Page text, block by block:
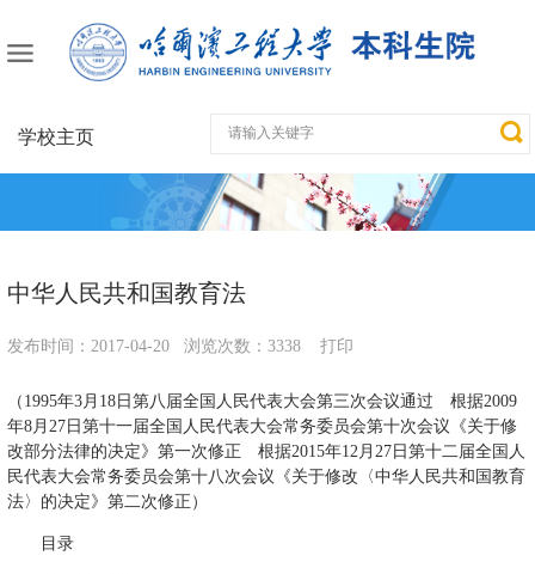
学校主页
中华人民共和国教育法
发布时间： 2017-04-20 浏览次数： 3338 打印
（1995年3月18日第八届全国人民代表大会第三次会议通过 根据2009
年8月27日第十一届全国人民代表大会常务委员会第十次会议《关于修
改部分法律的决定》第一次修正 根据2015年12月27日第十二届全国人
民代表大会常务委员会第十八次会议《关于修改〈中华人民共和国教育
法〉的决定》第二次修正）
目录